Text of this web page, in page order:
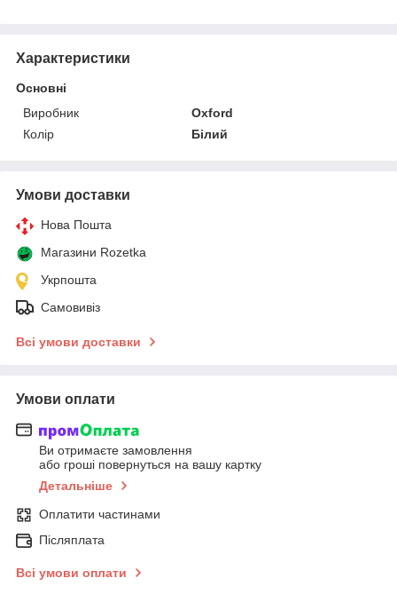
Характеристики
Основні
Виробник
Oxford
Колір
Білий
Умови доставки
Нова Пошта
Магазини Rozetka
Укрпошта
Самовивіз
Всі умови доставки
Умови оплати
Ви отримаєте замовлення
або гроші повернуться на вашу картку
Детальніше
Оплатити частинами
Післяплата
Всі умови оплати